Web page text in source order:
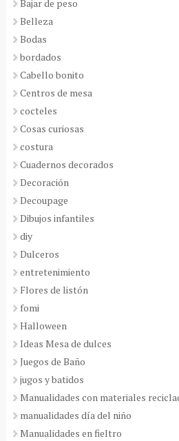
Bajar de peso
Belleza
Bodas
bordados
Cabello bonito
Centros de mesa
cocteles
Cosas curiosas
costura
Cuadernos decorados
Decoración
Decoupage
Dibujos infantiles
diy
Dulceros
entretenimiento
Flores de listón
fomi
Halloween
Ideas Mesa de dulces
Juegos de Baño
jugos y batidos
Manualidades con materiales
manualidades día del niño
Manualidades en fieltro